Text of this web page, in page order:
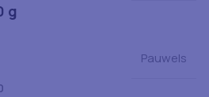
g
Pauwels